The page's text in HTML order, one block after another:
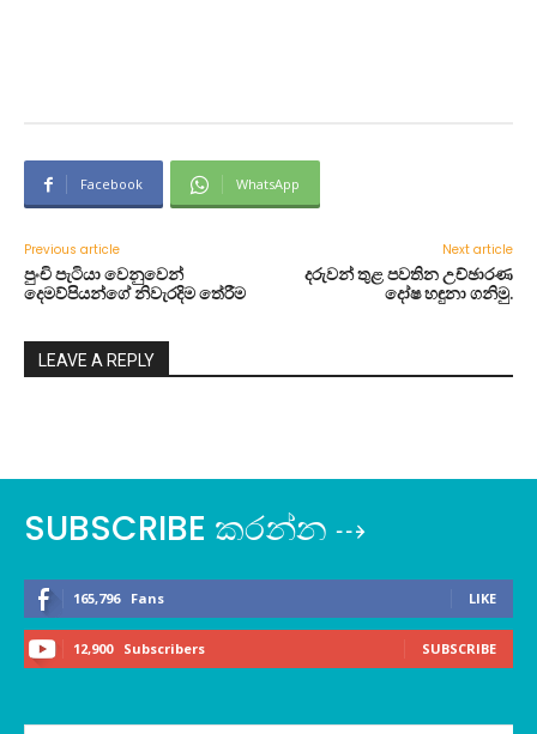
Facebook WhatsApp
Previous article
පුංචි පැටියා වෙනුවෙන්
දෙමව්පියන්ගේ නිවැරදිම තේරීම
Next article
දරුවන් තුළ පවතින උච්ඡාරණ
දෝෂ හඳුනා ගනිමු.
LEAVE A REPLY
SUBSCRIBE කරන්න ⇢
165,796 Fans LIKE
12,900 Subscribers SUBSCRIBE